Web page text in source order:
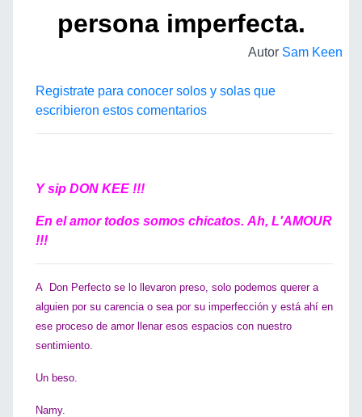
persona imperfecta.
Autor Sam Keen
Registrate para conocer solos y solas que
escribieron estos comentarios
Y sip DON KEE !!!
En el amor todos somos chicatos. Ah, L'AMOUR
!!!
A Don Perfecto se lo llevaron preso, solo podemos querer a
alguien por su carencia o sea por su imperfección y está ahí en
ese proceso de amor llenar esos espacios con nuestro
sentimiento.
Un beso.
Namy.